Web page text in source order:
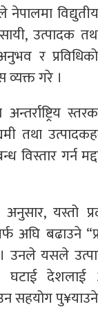
नेपालमा
उत्पादक
र प्रविधिको
व्यक्त गरे ।
तथा
विस्तार गर्न
यस्तो
अघि बढाउने
उनले यसले
घटाई देशलाई
सहयोग पु¥याउने